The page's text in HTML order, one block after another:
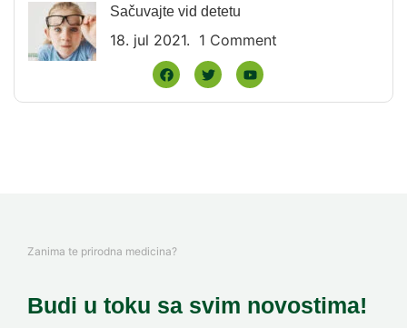
Sačuvajte vid detetu
18. jul 2021. 1 Comment
Zanima te prirodna medicina?
Budi u toku sa svim novostima!